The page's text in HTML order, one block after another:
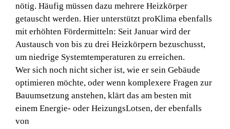
nötig. Häufig müssen dazu mehrere Heizkörper
getauscht werden. Hier unterstützt proKlima ebenfalls
mit erhöhten Fördermitteln: Seit Januar wird der
Austausch von bis zu drei Heizkörpern bezuschusst,
um niedrige Systemtemperaturen zu erreichen.
Wer sich noch nicht sicher ist, wie er sein Gebäude
optimieren möchte, oder wenn komplexere Fragen zur
Bauumsetzung anstehen, klärt das am besten mit
einem Energie- oder HeizungsLotsen, der ebenfalls
von